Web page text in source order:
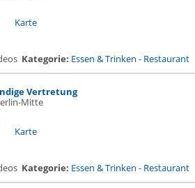
Karte
Kategorie: Essen & Trinken - Restaurant
Vertretung
Mitte
Karte
Kategorie: Essen & Trinken - Restaurant